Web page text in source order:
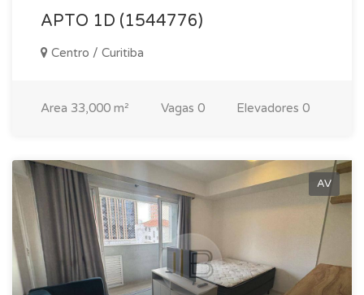
APTO 1D (1544776)
Centro / Curitiba
Area 33,000 m² Vagas 0 Elevadores 0
AV